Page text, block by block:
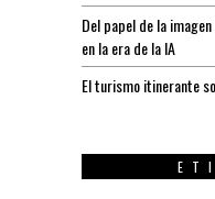
Del papel de la
en la era de la IA
El turismo itinerante